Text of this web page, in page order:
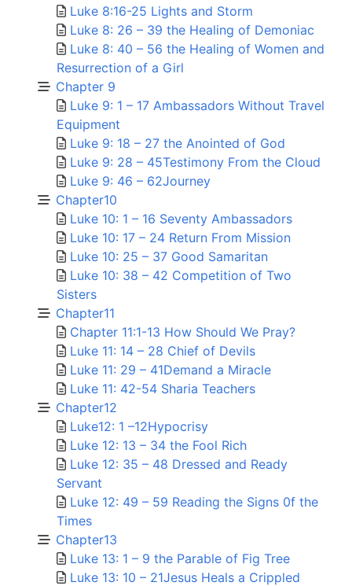
Luke 8:16-25 Lights and Storm
Luke 8: 26 – 39 the Healing of Demoniac
Luke 8: 40 – 56 the Healing of Women and
Resurrection of a Girl
Chapter 9
Luke 9: 1 – 17 Ambassadors Without Travel
Equipment
Luke 9: 18 – 27 the Anointed of God
Luke 9: 28 – 45Testimony From the Cloud
Luke 9: 46 – 62Journey
Chapter10
Luke 10: 1 – 16 Seventy Ambassadors
Luke 10: 17 – 24 Return From Mission
Luke 10: 25 – 37 Good Samaritan
Luke 10: 38 – 42 Competition of Two
Sisters
Chapter11
Chapter 11:1-13 How Should We Pray?
Luke 11: 14 – 28 Chief of Devils
Luke 11: 29 – 41Demand a Miracle
Luke 11: 42-54 Sharia Teachers
Chapter12
Luke12: 1 –12Hypocrisy
Luke 12: 13 – 34 the Fool Rich
Luke 12: 35 – 48 Dressed and Ready
Servant
Luke 12: 49 – 59 Reading the Signs 0f the
Times
Chapter13
Luke 13: 1 – 9 the Parable of Fig Tree
Luke 13: 10 – 21Jesus Heals a Crippled